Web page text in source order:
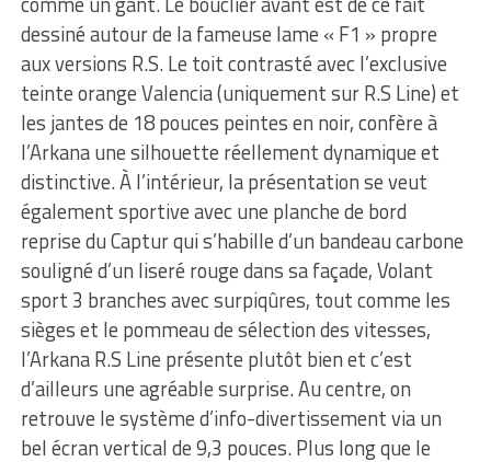
dessiné autour de la fameuse lame « F1 » propre
aux versions R.S. Le toit contrasté avec l’exclusive
teinte orange Valencia (uniquement sur R.S Line) et
les jantes de 18 pouces peintes en noir, confère à
l’Arkana une silhouette réellement dynamique et
distinctive. À l’intérieur, la présentation se veut
également sportive avec une planche de bord
reprise du Captur qui s’habille d’un bandeau carbone
souligné d’un liseré rouge dans sa façade, Volant
sport 3 branches avec surpiqûres, tout comme les
sièges et le pommeau de sélection des vitesses,
l’Arkana R.S Line présente plutôt bien et c’est
d’ailleurs une agréable surprise. Au centre, on
retrouve le système d’info-divertissement via un
bel écran vertical de 9,3 pouces. Plus long que le